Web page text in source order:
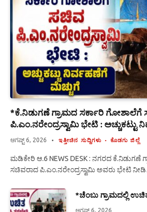
*ಕೆ.ನಿಡುಗಣೆ ಗ್ರಾಮದ ಸರ್ಕಾರಿ ಗೋಶಾಲೆಗೆ
ಪಿ.ಎಂ.ನರೇಂದ್ರಸ್ವಾಮಿ ಭೇಟಿ : ಅಚ್ಚುಕಟ್ಟು
ಆಗಷ್ಟ್ 6, 2026 ಇತ್ತೀಚಿನ ಸುದ್ದಿಗಳು ಕೊಡಗು ಜಿಲ್ಲೆ
ಮಡಿಕೇರಿ ಆ.6 NEWS DESK : ನಗರದ ಕೆ.ನಿಡುಗಣೆ
ಸಚಿವರಾದ ಪಿ.ಎಂ.ನರೇಂದ್ರಸ್ವಾಮಿ ಅವರು ಭೇಟಿ
*ಚೆಂಬು ಗ್ರಾಮದಲ್ಲಿ
ಆಗಷ್ಟ್ 6, 2026